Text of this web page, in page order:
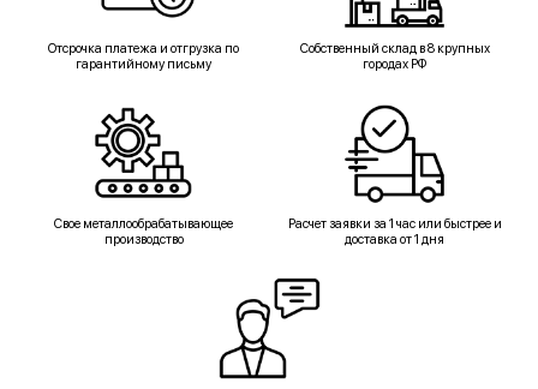
Отсрочка платежа и отгрузка по
гарантийному письму
Собственный склад в 8 крупных
городах РФ
Свое металлообрабатывающее
производство
Расчет заявки за 1 час или быстрее и
доставка от 1 дня